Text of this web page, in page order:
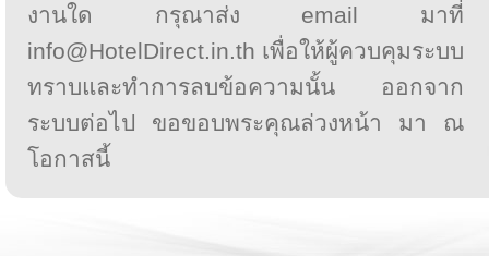
งานใด กรุณาส่ง email มาที่
info@HotelDirect.in.th เพื่อให้ผู้ควบคุมระบบ
ทราบและทำการลบข้อความนั้น ออกจาก
ระบบต่อไป ขอขอบพระคุณล่วงหน้า มา ณ
โอกาสนี้